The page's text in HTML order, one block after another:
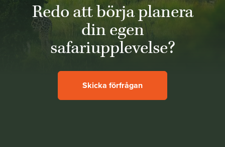
Redo att börja planera
din egen
safariupplevelse?
Skicka förfrågan